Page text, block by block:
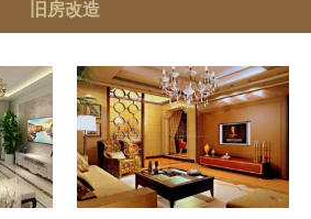
旧房改造